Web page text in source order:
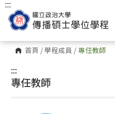
首頁 /學程成員 / 專任教師
:::
:::
專任教師